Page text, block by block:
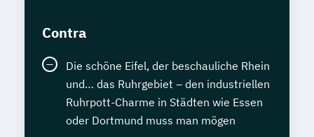
Contra
Die schöne Eifel, der beschauliche Rhein
und… das Ruhrgebiet – den industriellen
Ruhrpott-Charme in Städten wie Essen
oder Dortmund muss man mögen